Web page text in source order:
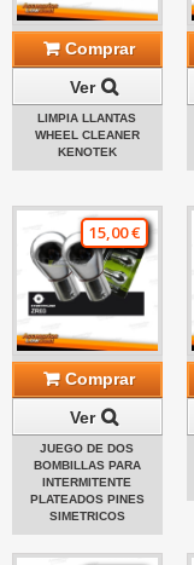
Comprar
Ver
LIMPIA LLANTAS
WHEEL CLEANER
KENOTEK
15,00 €
Comprar
Ver
JUEGO DE DOS
BOMBILLAS PARA
INTERMITENTE
PLATEADOS PINES
SIMETRICOS